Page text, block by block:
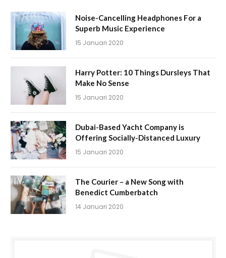
Noise-Cancelling Headphones For a
Superb Music Experience
15 Januari 2020
Harry Potter: 10 Things Dursleys That
Make No Sense
15 Januari 2020
Dubai-Based Yacht Company is
Offering Socially-Distanced Luxury
15 Januari 2020
The Courier – a New Song with
Benedict Cumberbatch
14 Januari 2020